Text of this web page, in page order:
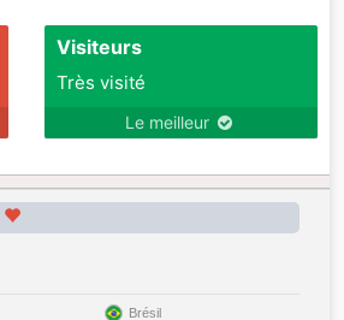
Visiteurs
Très visité
Le meilleur
Brésil